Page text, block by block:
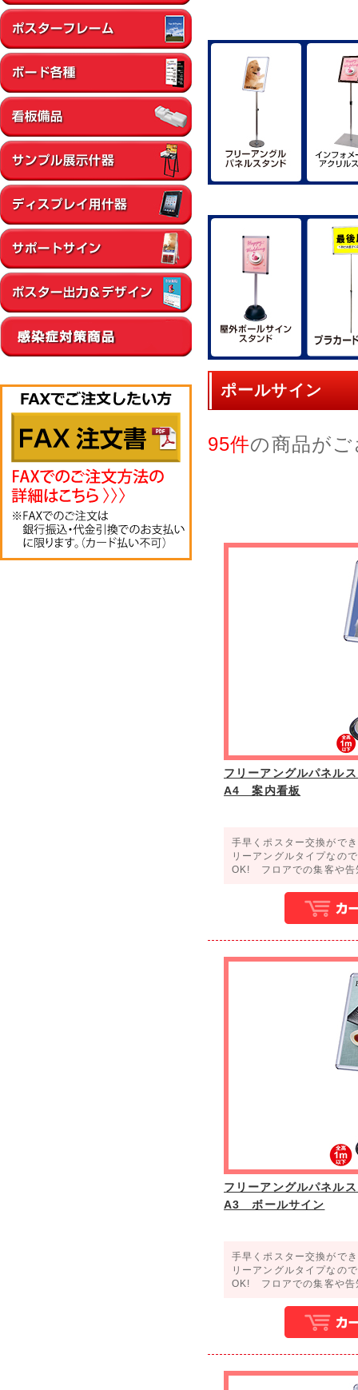
ポールサイン
95件の商品が
フリーアングルパネル
A4 案内看板
手早くポスター交換がで
リーアングルタイプなの
OK! フロアでの集客や告
フリーアングルパネル
A3 ボールサイン
手早くポスター交換がで
リーアングルタイプなの
OK! フロアでの集客や告